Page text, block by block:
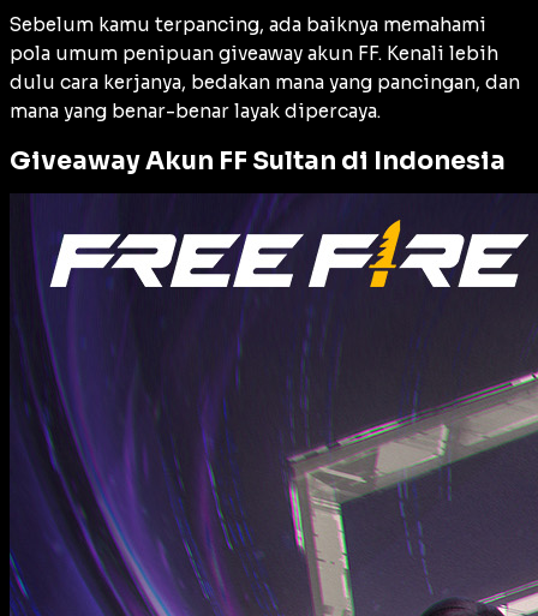
Sebelum kamu terpancing, ada baiknya memahami
pola umum penipuan giveaway akun FF. Kenali lebih
dulu cara kerjanya, bedakan mana yang pancingan, dan
mana yang benar-benar layak dipercaya.
Giveaway Akun FF Sultan di Indonesia